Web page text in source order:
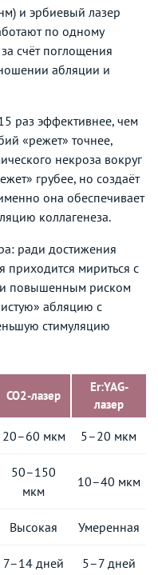
и эрбиевый лазер
по одному
счёт поглощения
абляции и
раз эффективнее, чем
«режет» точнее,
некроза вокруг
грубее, но создаёт
она обеспечивает
коллагенеза.
ради достижения
приходится мириться с
повышенным риском
абляцию с
стимуляцию
CO2-лазер
Er:YAG-
лазер
20–60 мкм 5–20 мкм
50–150
мкм
10–40 мкм
Высокая Умеренная
7–14 дней 5–7 дней